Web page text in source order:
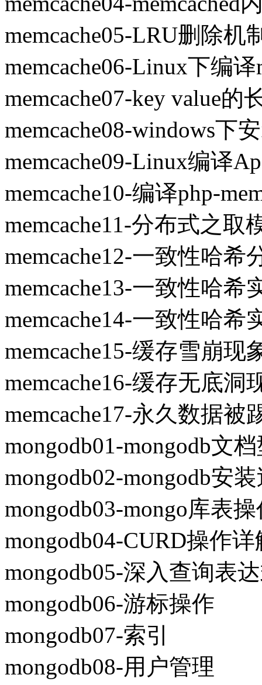
memcache05-LRU删除机
memcache06-Linux下编译
memcache07-key value的
memcache08-windows下
memcache09-Linux编译
memcache10-编译php-
memcache11-分布式之取
memcache12-一致性哈
memcache13-一致性哈
memcache14-一致性哈
memcache15-缓存雪崩现
memcache16-缓存无底洞
memcache17-永久数据被
mongodb01-mongodb文
mongodb02-mongodb安
mongodb03-mongo库表
mongodb04-CURD操作详
mongodb05-深入查询表
mongodb06-游标操作
mongodb07-索引
mongodb08-用户管理